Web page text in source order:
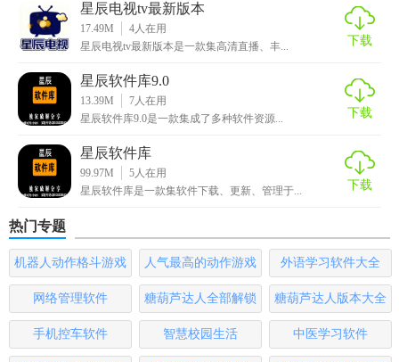
4. 用户友好的界面设计，提供流畅的使用体验。
【星辰软件库最新版本用法】
2. 点击软件图标进入详情页，查看软件介绍、评分等信息。
软件。
5. 若需卸载某个软件，点击“卸载”按钮进行一键卸载操作。
【星辰软件库最新版本测评】
星辰电视tv最新版本
17.49M 4人在用
星辰电视tv最新版本是一款集高清直播、丰...
下载
星辰软件库9.0
13.39M 7人在用
星辰软件库9.0是一款集成了多种软件资源...
下载
星辰软件库
99.97M 5人在用
星辰软件库是一款集软件下载、更新、管理于...
下载
热门专题
机器人动作格斗游戏
大全
人气最高的动作游戏
排行榜
外语学习软件大全
网络管理软件
糖葫芦达人全部解锁
版
糖葫芦达人版本大全
手机控车软件 智慧校园生活 中医学习软件